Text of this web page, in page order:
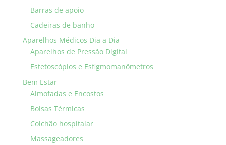
Barras de apoio
Cadeiras de banho
Aparelhos Médicos Dia a Dia
Aparelhos de Pressão Digital
Estetoscópios e Esfigmomanômetros
Bem Estar
Almofadas e Encostos
Bolsas Térmicas
Colchão hospitalar
Massageadores